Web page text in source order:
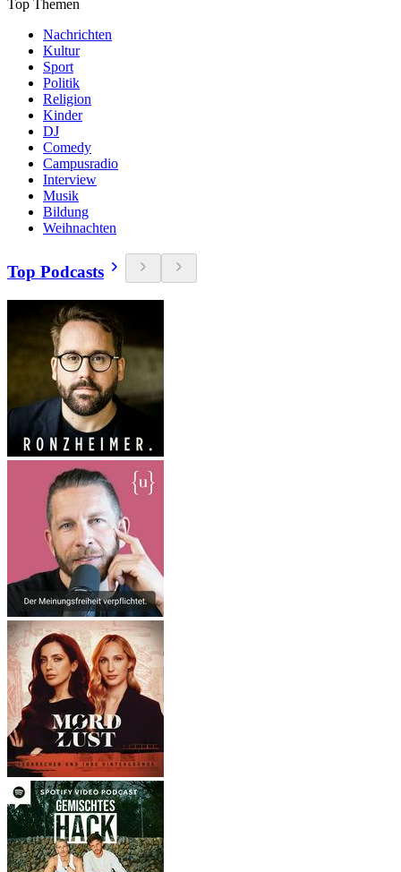
Top Themen
Nachrichten
Kultur
Sport
Politik
Religion
Kinder
DJ
Comedy
Campusradio
Interview
Musik
Bildung
Weihnachten
Top Podcasts